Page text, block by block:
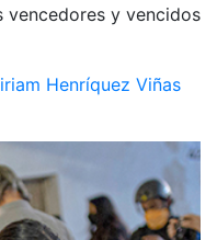
vencedores y vencidos
Henríquez Viñas